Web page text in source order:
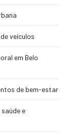
veículos
em Belo
de bem-estar
e